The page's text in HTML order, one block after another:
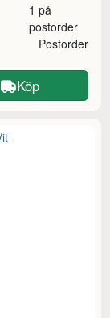
1 på
postorder
Postorder
Köp